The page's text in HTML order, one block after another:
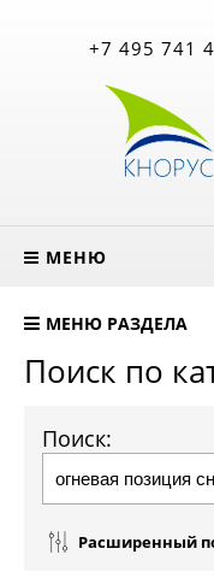
+7 495 741
МЕНЮ
МЕНЮ РАЗДЕЛА
Поиск по
Поиск:
Расширенный